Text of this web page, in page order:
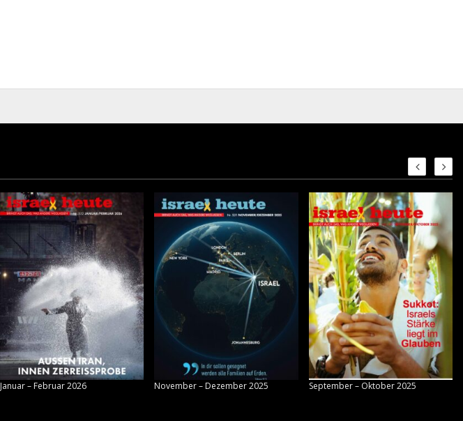
Januar – Februar 2026 November – Dezember 2025 September – Oktober 2025